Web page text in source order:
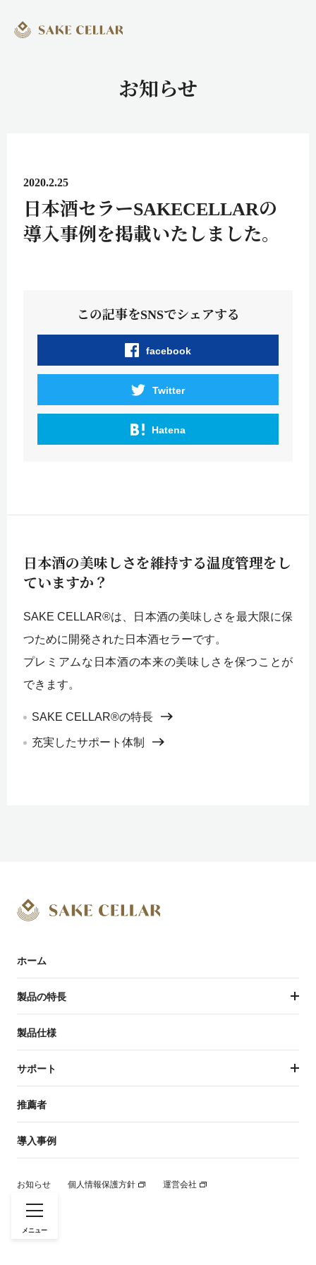
お知らせ
2020.2.25
日本酒セラーSAKECELLARの
導入事例を掲載いたしました。
この記事をSNSでシェアする
facebook
Twitter
Hatena
日本酒の美味しさを維持する温度管理をし
ていますか？
SAKE CELLAR®は、日本酒の美味しさを最大限に保
つために開発された日本酒セラーです。
プレミアムな日本酒の本来の美味しさを保つことが
できます。
SAKE CELLAR®の特長
充実したサポート体制
ホーム
製品の特長
製品の特長トップ
庫内設計
ワインとの併用
開発者
製品仕様
サポート
サポートトップ
推薦者
導入事例
お知らせ 個人情報保護方針 運営会社